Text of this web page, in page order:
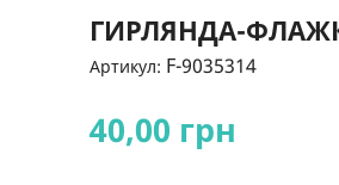
ГИРЛЯНДА-
Артикул: F-9035314
40,00 грн